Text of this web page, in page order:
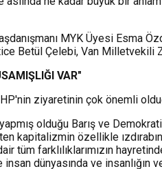
MYK Üyesi Esma
Betül Çelebi, Van
VAR"
ziyaretinin çok önemli
olduğu Barış ve
kapitalizmin özellikle
tüm farklılıklarımızın
dünyasında ve